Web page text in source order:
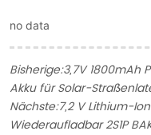
no data
Bisherige:3,7V 1800mAh
Akku für Solar-
Nächste:7,2 V Lithium-
Wiederaufladbar 2S1P